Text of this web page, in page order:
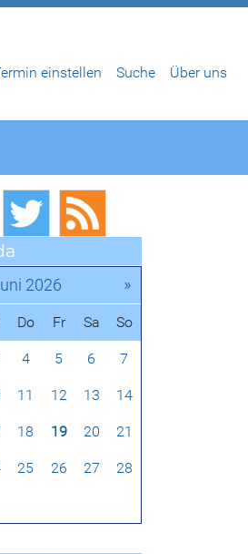
einstellen Suche Über uns
2026 »
Do Fr Sa So
4 5 6 7
11 12 13 14
18 19 20 21
25 26 27 28